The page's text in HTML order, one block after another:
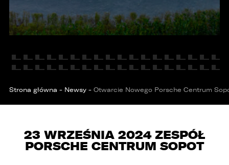
Strona główna - Newsy - Otwarcie Nowego Porsche Centrum
23 WRZEŚNIA 2024 ZESPÓŁ
PORSCHE CENTRUM SOPOT
W porównywarce mogą znajdować się
jednocześnie trzy samochody.
Wybierz samochód, który mamy zastąpić
Wybierz gdzie chcesz udostępnić ofertę.